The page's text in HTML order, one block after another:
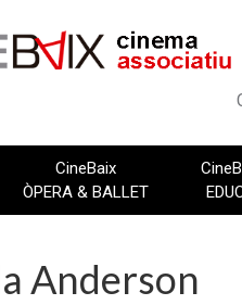
CineBaix
ÒPERA & BALLET
Anderson